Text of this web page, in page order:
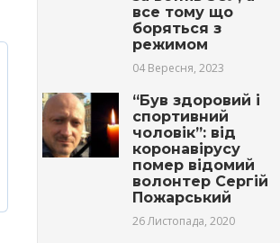
все тому що
боряться з
режимом
04 Вересня, 2023
“Був здоровий і
спортивний
чоловік”: від
коронавірусу
помер відомий
волонтер Сергій
Пожарський
26 Листопада, 2020